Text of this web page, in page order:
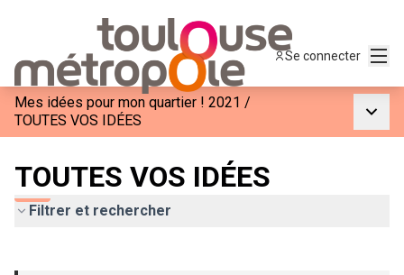
Se connecter
Mes idées pour mon quartier ! 2021 /
TOUTES VOS IDÉES
TOUTES VOS IDÉES
Filtrer et rechercher